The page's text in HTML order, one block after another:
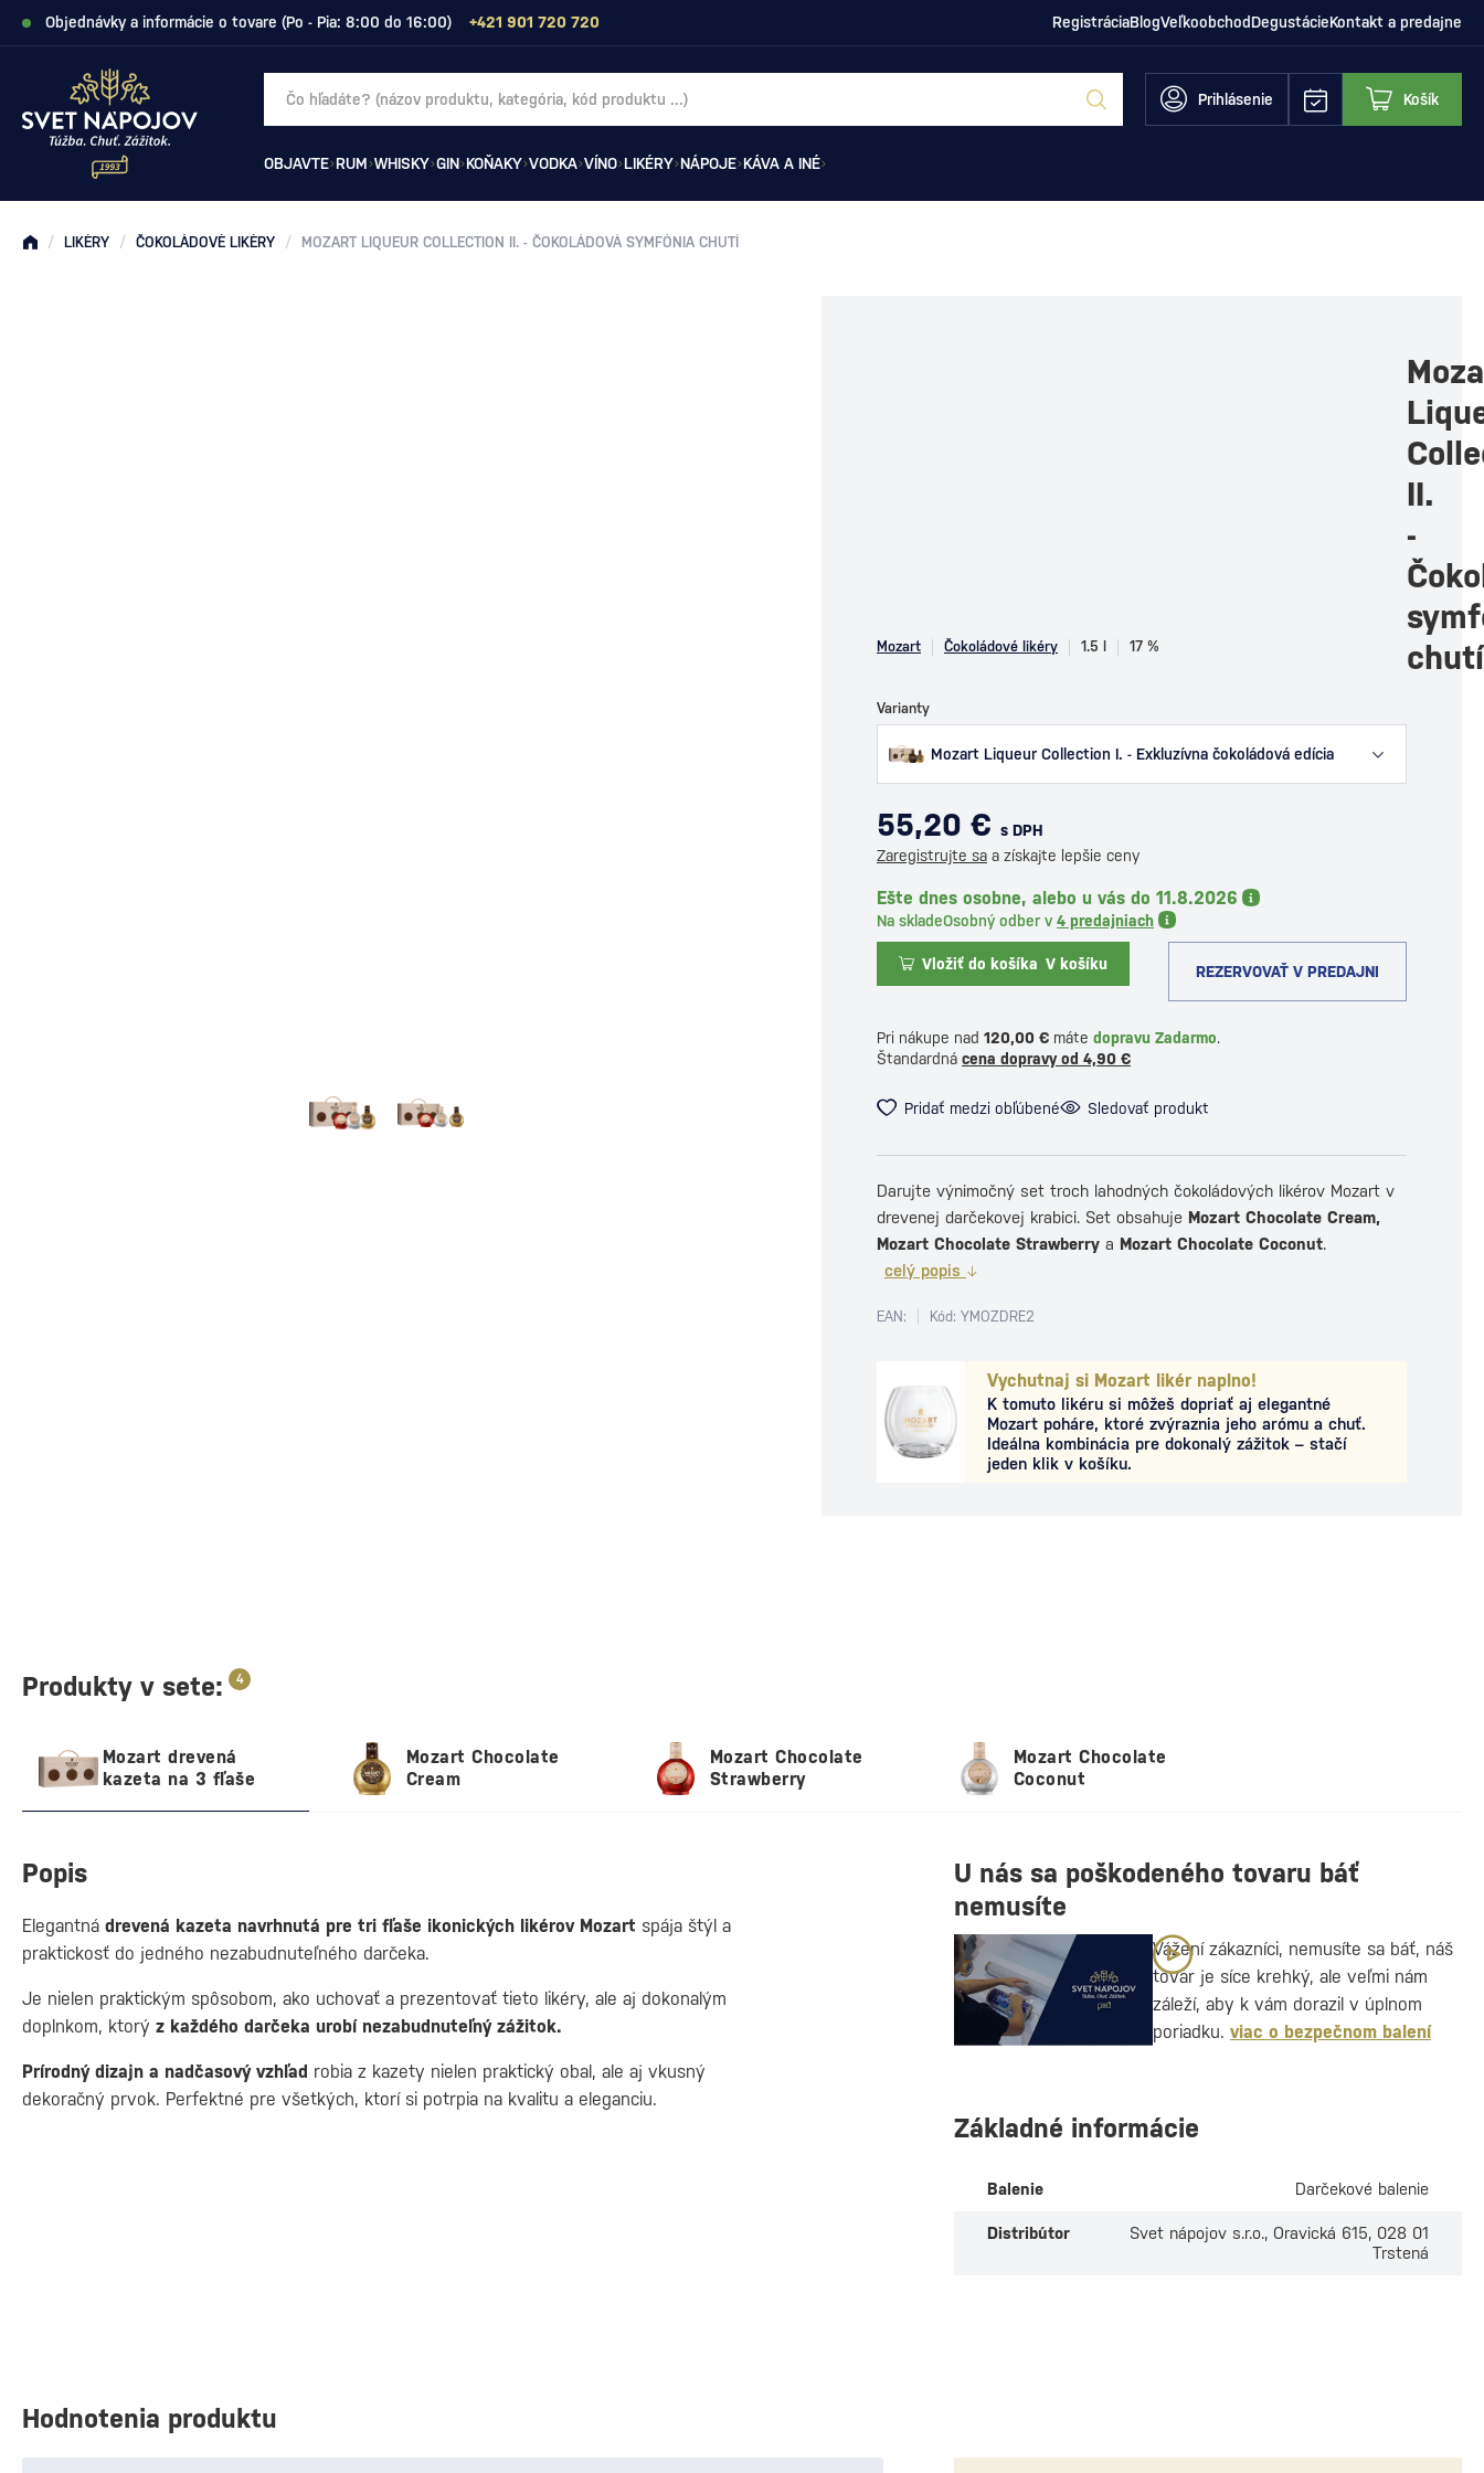
Objednávky a informácie o tovare (Po - Pia: 8:00 do 16:00) +421 901 720 720 RegistráciaBlogVeľkoobchodDegustácieKontakt a predajne
Prihlásenie Košík
OBJAVTE RUM WHISKY GIN KOŇAKY VODKA VÍNO LIKÉRY NÁPOJE KÁVA A INÉ
/ LIKÉRY / ČOKOLÁDOVÉ LIKÉRY / MOZART LIQUEUR COLLECTION II. - ČOKOLÁDOVÁ SYMFÓNIA CHUTÍ
Mozart Čokoládové likéry 1.5 l 17 %
II.
-
chutí
Varianty
Mozart Liqueur Collection I. - Exkluzívna čokoládová edícia
55,20 € s DPH
Zaregistrujte sa a získajte lepšie ceny
Ešte dnes osobne, alebo u vás do 11.8.2026
Na skladeOsobný odber v 4 predajniach
Vložiť do košíka V košíku REZERVOVAŤ V PREDAJNI
Pri nákupe nad 120,00 € máte dopravu Zadarmo.
Štandardná cena dopravy od 4,90 €
Pridať medzi obľúbené Sledovať produkt
Vychutnaj si Mozart likér naplno!
K tomuto likéru si môžeš dopriať aj elegantné
Mozart poháre, ktoré zvýraznia jeho arómu a chuť.
Ideálna kombinácia pre dokonalý zážitok – stačí
jeden klik v košíku.
Darujte výnimočný set troch lahodných čokoládových likérov Mozart v
drevenej darčekovej krabici. Set obsahuje Mozart Chocolate Cream,
Mozart Chocolate Strawberry a Mozart Chocolate Coconut.
celý popis
EAN: Kód: YMOZDRE2
Produkty v sete: 4
Mozart drevená
kazeta na 3 fľaše
Mozart Chocolate
Cream
Mozart Chocolate
Strawberry
Mozart Chocolate
Coconut
Popis
Elegantná drevená kazeta navrhnutá pre tri fľaše ikonických likérov Mozart spája štýl a
praktickosť do jedného nezabudnuteľného darčeka.
Je nielen praktickým spôsobom, ako uchovať a prezentovať tieto likéry, ale aj dokonalým
doplnkom, ktorý z každého darčeka urobí nezabudnuteľný zážitok.
Prírodný dizajn a nadčasový vzhľad robia z kazety nielen praktický obal, ale aj vkusný
dekoračný prvok. Perfektné pre všetkých, ktorí si potrpia na kvalitu a eleganciu.
U nás sa poškodeného tovaru báť
nemusíte
Vážení zákazníci, nemusíte sa báť, náš
tovar je síce krehký, ale veľmi nám
záleží, aby k vám dorazil v úplnom
poriadku. viac o bezpečnom balení
Základné informácie
Balenie Darčekové balenie
Distribútor
Svet nápojov s.r.o., Oravická 615, 028 01
Trstená
Hodnotenia produktu